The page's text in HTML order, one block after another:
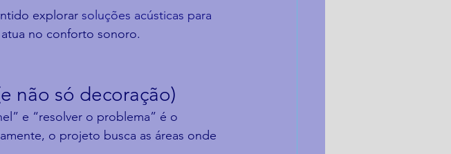
explorar soluções acústicas para
no conforto sonoro.
não só decoração)
e “resolver o problema” é o
o projeto busca as áreas onde